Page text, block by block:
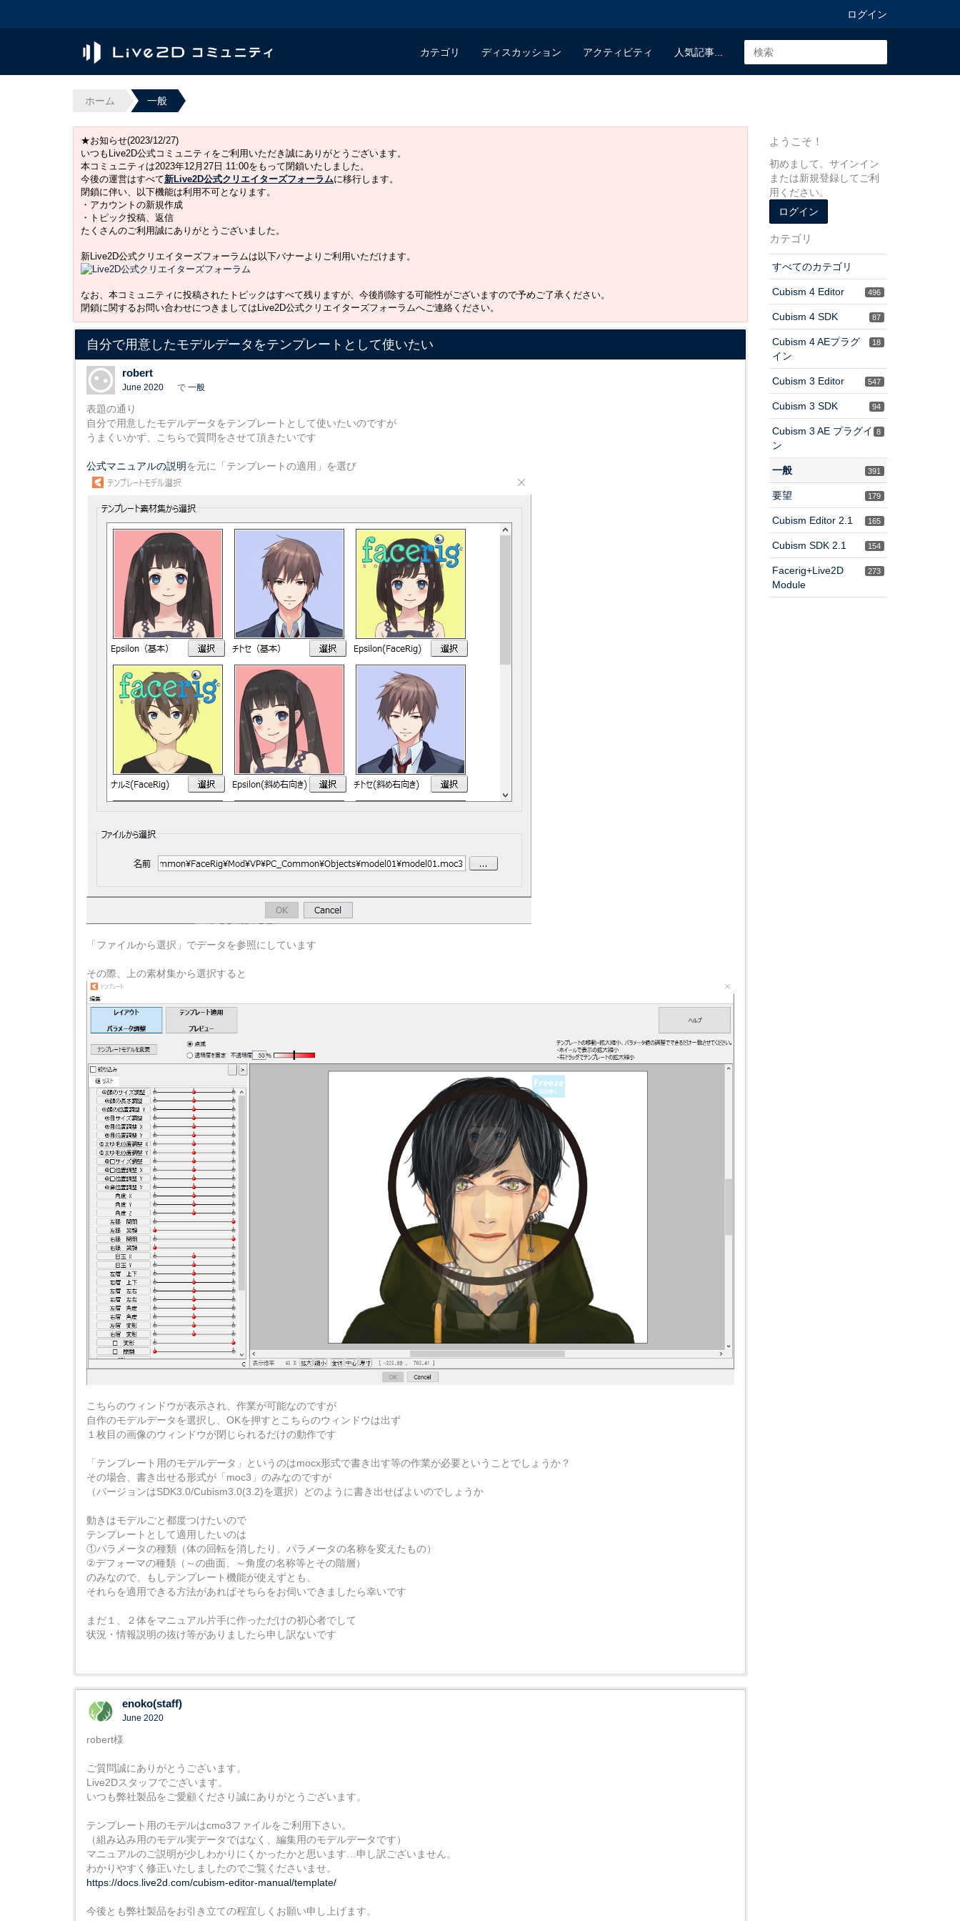
ログイン
カテゴリ ディスカッション アクティビティ 人気記事...
ホーム 一般
★お知らせ(2023/12/27)
いつもLive2D公式コミュニティをご利用いただき誠にありがとうございます。
本コミュニティは2023年12月27日 11:00をもって閉鎖いたしました。
今後の運営はすべて新Live2D公式クリエイターズフォーラムに移行します。
閉鎖に伴い、以下機能は利用不可となります。
・アカウントの新規作成
・トピック投稿、返信
たくさんのご利用誠にありがとうございました。
新Live2D公式クリエイターズフォーラムは以下バナーよりご利用いただけます。
なお、本コミュニティに投稿されたトピックはすべて残りますが、今後削除する可能性がございますので予めご了承ください。
閉鎖に関するお問い合わせにつきましてはLive2D公式クリエイターズフォーラムへご連絡ください。
自分で用意したモデルデータをテンプレートとして使いたい
robert
June 2020 で 一般
表題の通り
自分で用意したモデルデータをテンプレートとして使いたいのですが
うまくいかず、こちらで質問をさせて頂きたいです
公式マニュアルの説明 を元に「テンプレートの適用」を選び
「ファイルから選択」でデータを参照にしています
その際、上の素材集から選択すると
こちらのウィンドウが表示され、作業が可能なのですが
自作のモデルデータを選択し、OKを押すとこちらのウィンドウは出ず
１枚目の画像のウィンドウが閉じられるだけの動作です
「テンプレート用のモデルデータ」というのはmocx形式で書き出す等の作業が必要ということでしょうか？
その場合、書き出せる形式が「moc3」のみなのですが
（バージョンはSDK3.0/Cubism3.0(3.2)を選択）どのように書き出せばよいのでしょうか
動きはモデルごと都度つけたいので
テンプレートとして適用したいのは
①パラメータの種類（体の回転を消したり、パラメータの名称を変えたもの）
②デフォーマの種類（～の曲面、～角度の名称等とその階層）
のみなので、もしテンプレート機能が使えずとも、
それらを適用できる方法があればそちらをお伺いできましたら幸いです
まだ１、２体をマニュアル片手に作っただけの初心者でして
状況・情報説明の抜け等がありましたら申し訳ないです
enoko(staff)
June 2020
robert様
ご質問誠にありがとうございます。
Live2Dスタッフでございます。
いつも弊社製品をご愛顧くださり誠にありがとうございます。
テンプレート用のモデルはcmo3ファイルをご利用下さい。
（組み込み用のモデル実データではなく、編集用のモデルデータです）
マニュアルのご説明が少しわかりにくかったかと思います…申し訳ございません。
わかりやすく修正いたしましたのでご覧くださいませ。
https://docs.live2d.com/cubism-editor-manual/template/
今後とも弊社製品をお引き立ての程宜しくお願い申し上げます。
ようこそ！
初めまして。サインイン
または新規登録してご利
用ください。
ログイン
カテゴリ
すべてのカテゴリ
496
Cubism 4 Editor
87
Cubism 4 SDK
18
Cubism 4 AEプラグ
イン
547
Cubism 3 Editor
94
Cubism 3 SDK
8
Cubism 3 AE プラグイ
ン
391
一般
179
要望
165
Cubism Editor 2.1
154
Cubism SDK 2.1
273
Facerig+Live2D
Module